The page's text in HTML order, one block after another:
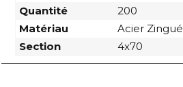
Quantité
200
Matériau
Acier Zingué
Section
4x70